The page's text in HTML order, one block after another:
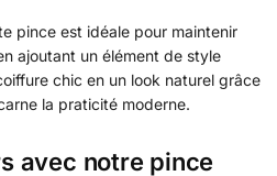
pince est idéale pour maintenir
ajoutant un élément de style
chic en un look naturel grâce
la praticité moderne.
avec notre pince